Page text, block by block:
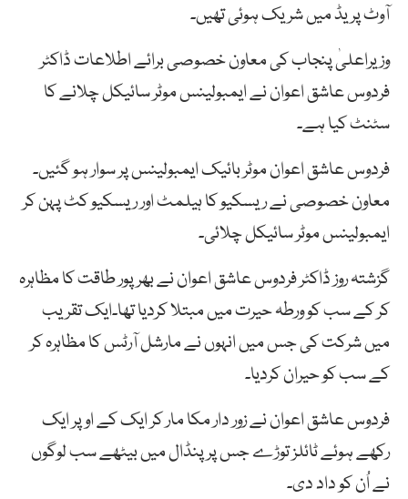
آوٹ پریڈ میں شریک ہوئی تھیں۔
وزیراعلیٰ پنجاب کی معاون خصوصی برائے اطلاعات ڈاکٹر
فردوس عاشق اعوان نے ایمبولینس موٹر سائیکل چلانے کا
سٹنٹ کیا ہے۔
فردوس عاشق اعوان موٹر بائیک ایمبولینس پر سوار ہو گئیں۔
معاون خصوصی نے ریسکیو کا ہیلمٹ اور ریسکیو کٹ پہن کر
ایمبولینس موٹر سائیکل چلائی۔
گزشتہ روز ڈاکٹر فردوس عاشق اعوان نے بھرپور طاقت کا مظاہرہ
کر کے سب کو ورطہ حیرت میں مبتلا کردیا تھا۔ایک تقریب
میں شرکت کی جس میں انہوں نے مارشل آرٹس کا مظاہرہ کر
کے سب کو حیران کردیا۔
فردوس عاشق اعوان نے زور دار مکا مار کر ایک کے اوپر ایک
رکھے ہوئے ٹائلز توڑے جس پر پنڈال میں بیٹھے سب لوگوں
نے اُن کو داد دی۔